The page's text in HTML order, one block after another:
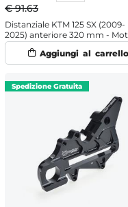
€ 91.63
Distanziale KTM 125 SX (2009-
2025) anteriore 320 mm -
Master